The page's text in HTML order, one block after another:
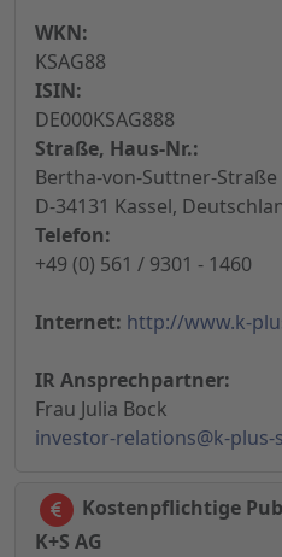
WKN:
KSAG88
ISIN:
DE000KSAG888
Straße, Haus-Nr.:
Bertha-von-Suttner-Straße
D-34131 Kassel,
Telefon:
+49 (0) 561 / 9301 - 1460
Internet: http://www.k-
IR Ansprechpartner:
Frau Julia Bock
investor-relations@k-plus-
Kostenpflichtige
K+S AG